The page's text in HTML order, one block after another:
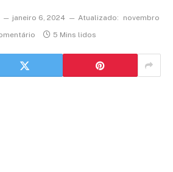
janeiro 6, 2024 Atualizado:
novembro
5 Mins lidos